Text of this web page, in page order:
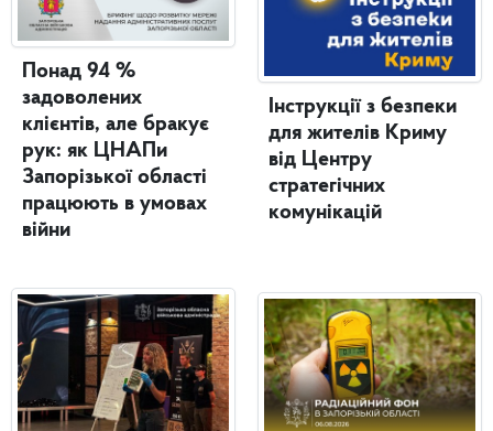
Понад 94 %
задоволених
клієнтів, але бракує
рук: як ЦНАПи
Запорізької області
працюють в умовах
війни
Інструкції з безпеки
для жителів Криму
від Центру
стратегічних
комунікацій